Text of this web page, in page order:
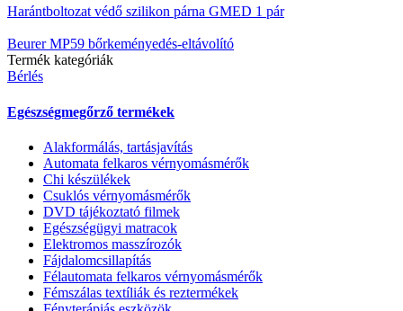
Harántboltozat védő szilikon párna GMED 1 pár
Beurer MP59 bőrkeményedés-eltávolító
Termék kategóriák
Bérlés
Egészségmegőrző termékek
Alakformálás, tartásjavítás
Automata felkaros vérnyomásmérők
Chi készülékek
Csuklós vérnyomásmérők
DVD tájékoztató filmek
Egészségügyi matracok
Elektromos masszírozók
Fájdalomcsillapítás
Félautomata felkaros vérnyomásmérők
Fémszálas textíliák és reztermékek